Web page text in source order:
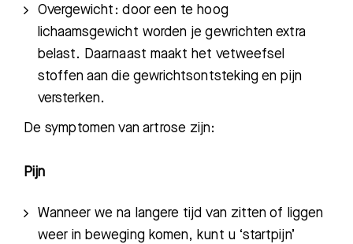
Overgewicht: door een te hoog
lichaamsgewicht worden je gewrichten extra
belast. Daarnaast maakt het vetweefsel
stoffen aan die gewrichtsontsteking en pijn
versterken.
De symptomen van artrose zijn:
Pijn
Wanneer we na langere tijd van zitten of liggen
weer in beweging komen, kunt u ‘startpijn’